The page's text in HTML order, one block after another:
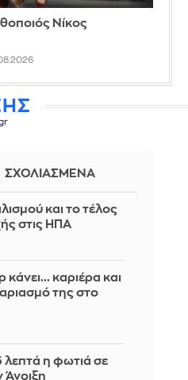
Νίκος
ΣΧΟΛΙΑΣΜΕΝΑ
και το τέλος
στις ΗΠΑ
καριέρα και
της στο
λεπτά η φωτιά σε
Άνοιξη